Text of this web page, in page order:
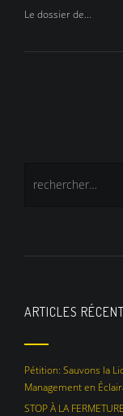
Le dossier de...
ARTICLES
Pétition: Sauvons la
Management en
STOP À LA